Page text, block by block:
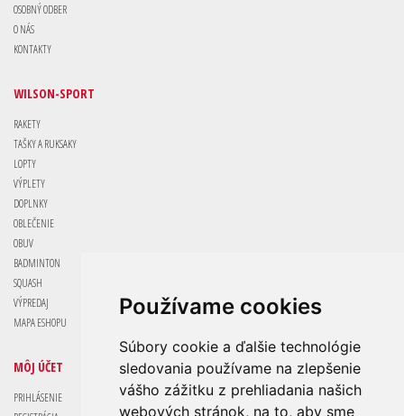
Používame cookies
Súbory cookie a ďalšie technológie
sledovania používame na zlepšenie
vášho zážitku z prehliadania našich
webových stránok, na to, aby sme
OSOBNÝ ODBER
O NÁS
KONTAKTY
WILSON-SPORT
RAKETY
TAŠKY A RUKSAKY
LOPTY
VÝPLETY
DOPLNKY
OBLEČENIE
OBUV
BADMINTON
SQUASH
VÝPREDAJ
MAPA ESHOPU
MÔJ ÚČET
PRIHLÁSENIE